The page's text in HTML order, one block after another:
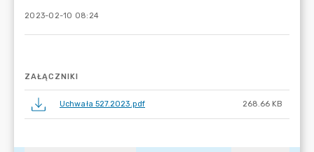
2023-02-10 08:24
ZAŁĄCZNIKI
Uchwała 527.2023.pdf 268.66 KB